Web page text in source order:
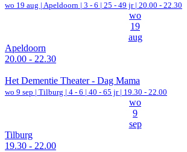
wo 19 aug | Apeldoorn | 3 - 6 | 25 - 49 jr | 20.00 - 22.30
wo
19
aug
Apeldoorn
20.00 - 22.30
Het Dementie Theater - Dag Mama
wo 9 sep | Tilburg | 4 - 6 | 40 - 65 jr | 19.30 - 22.00
wo
9
sep
Tilburg
19.30 - 22.00